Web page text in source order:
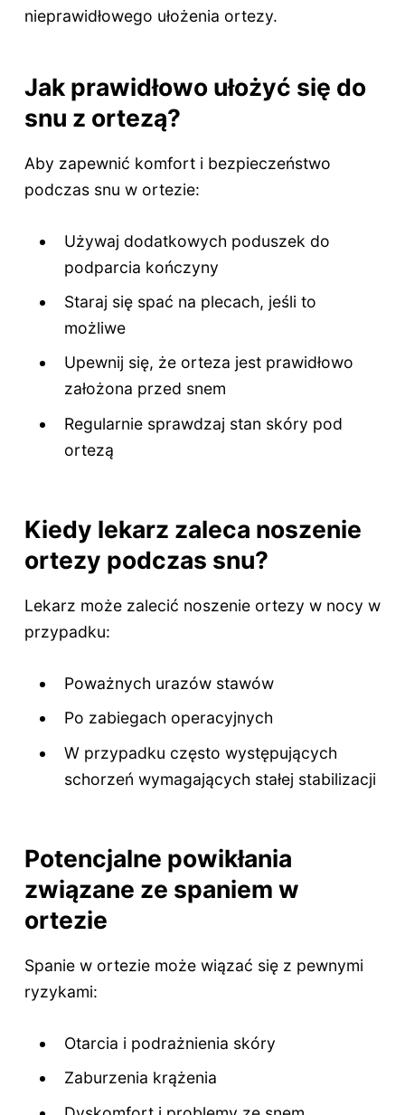
nieprawidłowego ułożenia ortezy.
Jak prawidłowo ułożyć się do
snu z ortezą?
Aby zapewnić komfort i bezpieczeństwo
podczas snu w ortezie:
Używaj dodatkowych poduszek do
podparcia kończyny
Staraj się spać na plecach, jeśli to
możliwe
Upewnij się, że orteza jest prawidłowo
założona przed snem
Regularnie sprawdzaj stan skóry pod
ortezą
Kiedy lekarz zaleca noszenie
ortezy podczas snu?
Lekarz może zalecić noszenie ortezy w nocy w
przypadku:
Poważnych urazów stawów
Po zabiegach operacyjnych
W przypadku często występujących
schorzeń wymagających stałej stabilizacji
Potencjalne powikłania
związane ze spaniem w
ortezie
Spanie w ortezie może wiązać się z pewnymi
ryzykami:
Otarcia i podrażnienia skóry
Zaburzenia krążenia